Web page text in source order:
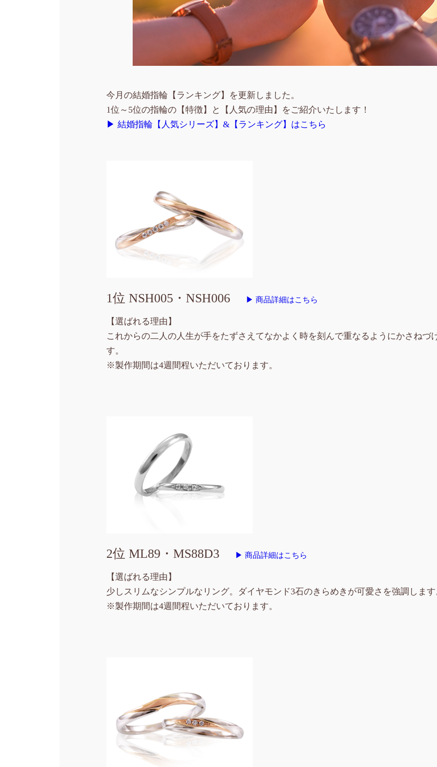
今月の結婚指輪【ランキング】を更新しました。
1位～5位の指輪の【特徴】と【人気の理由】をご紹介いたします！
▶ 結婚指輪【人気シリーズ】&【ランキング】はこちら
1位 NSH005・NSH006 ▶ 商品詳細はこちら
【選ばれる理由】
これからの二人の人生が手をたずさえてなかよく時を刻んで重なるようにかさねづ
す。
※製作期間は4週間程いただいております。
2位 ML89・MS88D3 ▶ 商品詳細はこちら
【選ばれる理由】
少しスリムなシンプルなリング。ダイヤモンド3石のきらめきが可愛さを強調しま
※製作期間は4週間程いただいております。